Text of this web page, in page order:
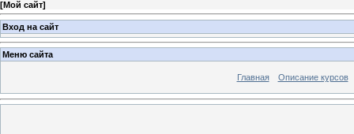
[Мой сайт]
Вход на сайт
Меню сайта
Главная Описание курсов